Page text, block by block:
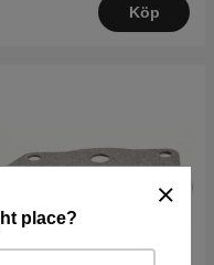
place?
Köp